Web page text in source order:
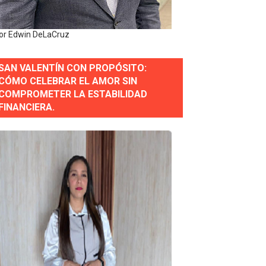
para Impulsar el Desarrollo de Santo
2025
fortalecer el diálogo social y el trabajo decente
gastronómico
Edwin DeLaCruz
VALENTÍN CON PROPÓSITO:
CELEBRAR EL AMOR SIN
LA ESTABILIDAD